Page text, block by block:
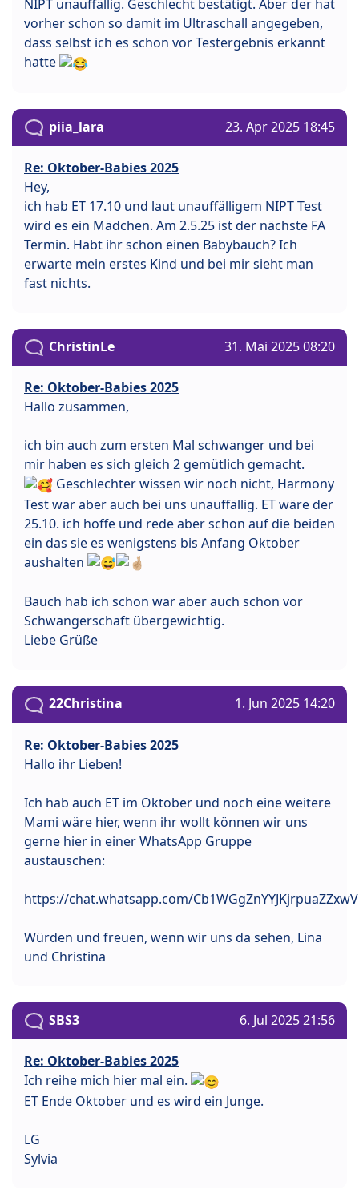
NIPT unauffällig. Geschlecht bestätigt. Aber der hat
vorher schon so damit im Ultraschall angegeben,
dass selbst ich es schon vor Testergebnis erkannt
hatte
piia_lara 23. Apr 2025 18:45
Re: Oktober-Babies 2025
Hey,
ich hab ET 17.10 und laut unauffälligem NIPT Test
wird es ein Mädchen. Am 2.5.25 ist der nächste FA
Termin. Habt ihr schon einen Babybauch? Ich
erwarte mein erstes Kind und bei mir sieht man
fast nichts.
ChristinLe 31. Mai 2025 08:20
Re: Oktober-Babies 2025
Hallo zusammen,
ich bin auch zum ersten Mal schwanger und bei
mir haben es sich gleich 2 gemütlich gemacht.
Geschlechter wissen wir noch nicht, Harmony
Test war aber auch bei uns unauffällig. ET wäre der
25.10. ich hoffe und rede aber schon auf die beiden
ein das sie es wenigstens bis Anfang Oktober
aushalten
Bauch hab ich schon war aber auch schon vor
Schwangerschaft übergewichtig.
Liebe Grüße
22Christina 1. Jun 2025 14:20
Re: Oktober-Babies 2025
Hallo ihr Lieben!
Ich hab auch ET im Oktober und noch eine weitere
Mami wäre hier, wenn ihr wollt können wir uns
gerne hier in einer WhatsApp Gruppe
austauschen:
https://chat.whatsapp.com/Cb1WGgZnYYJKjrpuaZZxwV
Würden und freuen, wenn wir uns da sehen, Lina
und Christina
SBS3 6. Jul 2025 21:56
Re: Oktober-Babies 2025
Ich reihe mich hier mal ein.
ET Ende Oktober und es wird ein Junge.
LG
Sylvia